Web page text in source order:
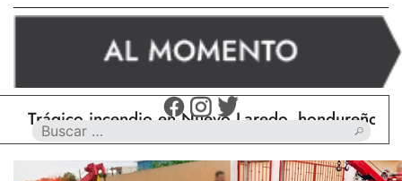
incendio en Nuevo Laredo, hondureño muere